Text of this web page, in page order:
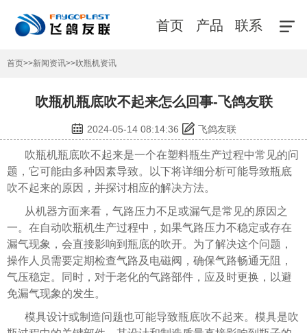
首页 产品 联系
首页>>新闻资讯>>吹瓶机资讯
吹瓶机瓶底吹不起来怎么回事-飞鸽友联
2024-05-14 08:14:36 飞鸽友联
吹瓶机瓶底吹不起来是一个在塑料瓶生产过程中常见的问
题，它可能由多种因素导致。以下将详细分析可能导致瓶底
吹不起来的原因，并探讨相应的解决方法。
从机器方面来看，气路压力不足或漏气是常见的原因之
一。在自动吹瓶机生产过程中，如果气路压力不稳定或存在
漏气现象，会直接影响到瓶底的吹开。为了解决这个问题，
操作人员需要定期检查气路及电磁阀，确保气路畅通无阻，
气压稳定。同时，对于老化的气路部件，应及时更换，以避
免漏气现象的发生。
模具设计或制造问题也可能导致瓶底吹不起来。模具是吹